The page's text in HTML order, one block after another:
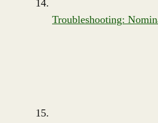
Troubleshooting: